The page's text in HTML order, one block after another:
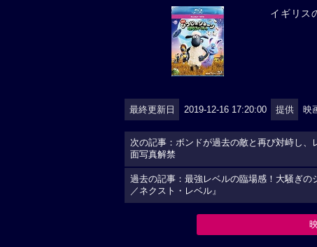
イギリス
最終更新日 2019-12-16 17:20:00 提供 映
次の記事：ボンドが過去の敵と再び対峙し
面写真解禁
過去の記事：最強レベルの臨場感！大騒ぎ
／ネクスト・レベル』